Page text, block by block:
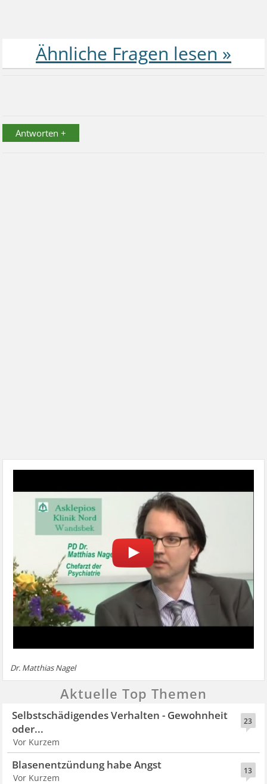
Antworten +
Dr. Matthias Nagel
Aktuelle Top Themen
23
Selbstschädigendes Verhalten - Gewohnheit
oder...
Vor Kurzem
13
Blasenentzündung habe Angst
Vor Kurzem